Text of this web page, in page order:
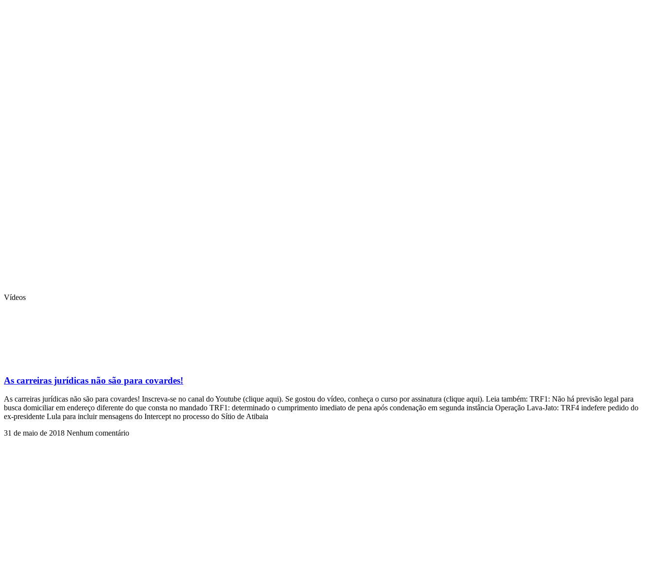
Vídeos
As carreiras jurídicas não são para covardes!
As carreiras jurídicas não são para covardes! Inscreva-se no canal do Youtube (clique aqui). Se gostou do vídeo, conheça o curso por assinatura (clique aqui). Leia também: TRF1: Não há previsão legal para
busca domiciliar em endereço diferente do que consta no mandado TRF1: determinado o cumprimento imediato de pena após condenação em segunda instância Operação Lava-Jato: TRF4 indefere pedido do
ex-presidente Lula para incluir mensagens do Intercept no processo do Sítio de Atibaia
31 de maio de 2018 Nenhum comentário